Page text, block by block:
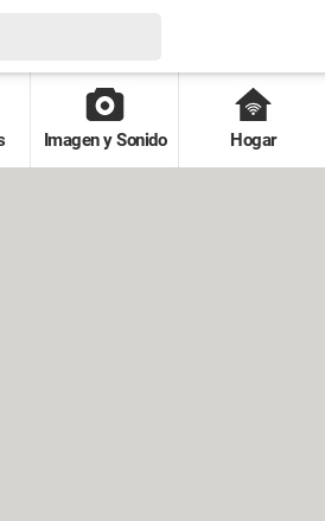
Imagen y Sonido Hogar